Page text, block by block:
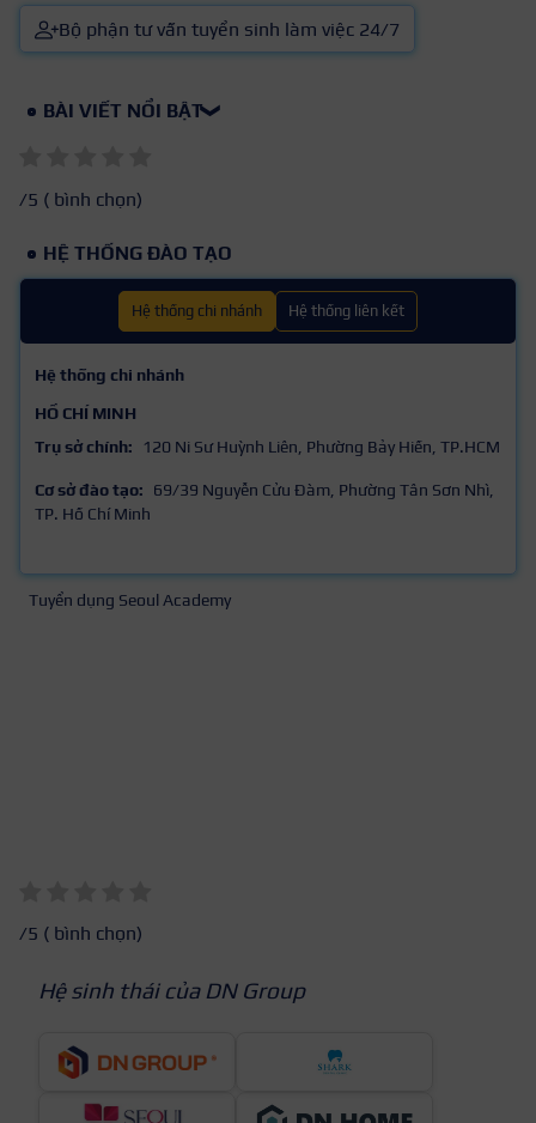
Bộ phận tư vấn tuyển sinh làm việc 24/7
BÀI VIẾT NỔI BẬT❯
/5 ( bình chọn)
HỆ THỐNG ĐÀO TẠO
Hệ thống chi nhánh Hệ thống liên kết
Hệ thống chi nhánh
HỒ CHÍ MINH
Trụ sở chính:
120 Ni Sư Huỳnh Liên, Phường Bảy Hiền, TP.HCM
Cơ sở đào tạo:
69/39 Nguyễn Cửu Đàm, Phường Tân Sơn Nhì,
TP. Hồ Chí Minh
Tuyển dụng Seoul Academy
/5 ( bình chọn)
Hệ sinh thái của DN Group